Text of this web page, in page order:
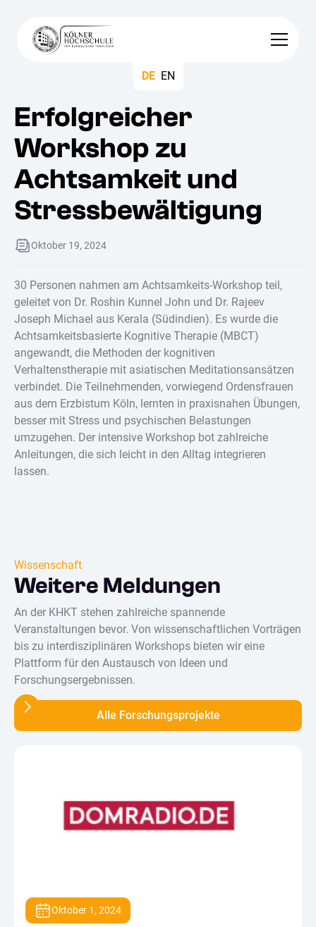
DE EN
Erfolgreicher
Workshop zu
Achtsamkeit und
Stressbewältigung
Oktober 19, 2024
30 Personen nahmen am Achtsamkeits-Workshop teil,
geleitet von Dr. Roshin Kunnel John und Dr. Rajeev
Joseph Michael aus Kerala (Südindien). Es wurde die
Achtsamkeitsbasierte Kognitive Therapie (MBCT)
angewandt, die Methoden der kognitiven
Verhaltenstherapie mit asiatischen Meditationsansätzen
verbindet. Die Teilnehmenden, vorwiegend Ordensfrauen
aus dem Erzbistum Köln, lernten in praxisnahen Übungen,
besser mit Stress und psychischen Belastungen
umzugehen. Der intensive Workshop bot zahlreiche
Anleitungen, die sich leicht in den Alltag integrieren
lassen.
Wissenschaft
Weitere Meldungen
An der KHKT stehen zahlreiche spannende
Veranstaltungen bevor. Von wissenschaftlichen Vorträgen
bis zu interdisziplinären Workshops bieten wir eine
Plattform für den Austausch von Ideen und
Forschungsergebnissen.
Alle Forschungsprojekte
Oktober 1, 2024